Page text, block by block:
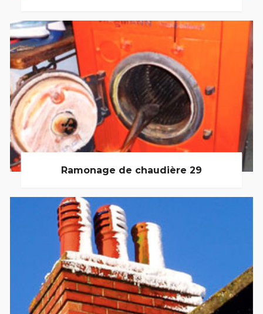
Ramonage de chaudière 29